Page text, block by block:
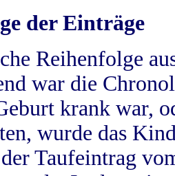
der Einträge
Reihenfolge
war die
krank war,
wurde das
der Taufeintrag